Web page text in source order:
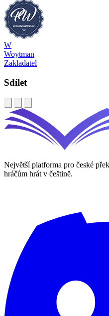
W
Woytman
Zakladatel
Sdílet
Největší platforma pro české
hráčům hrát v češtině.